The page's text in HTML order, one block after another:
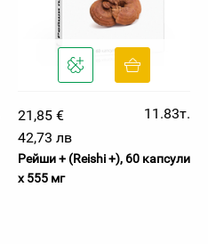
21,85 €
11.83т.
42,73 лв
Рейши + (Reishi +), 60 капсули
х 555 мг